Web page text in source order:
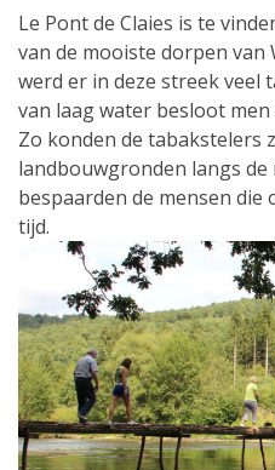
Le Pont de Claies is te
van de mooiste dorpen
werd er in deze streek veel
van laag water besloot
Zo konden de tabakstelers
landbouwgronden langs
bespaarden de mensen die
tijd.